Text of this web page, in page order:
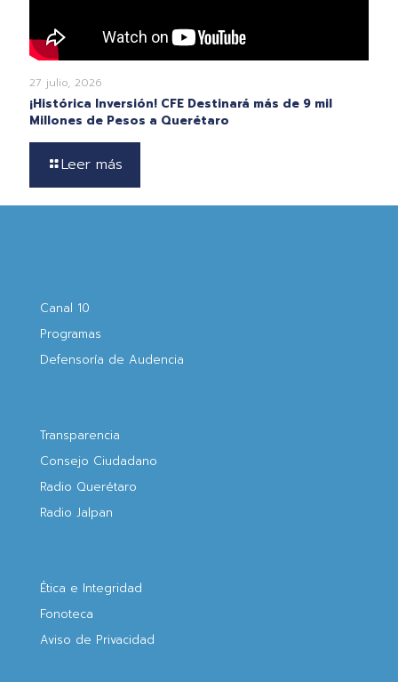
27 julio, 2026
¡Histórica Inversión! CFE Destinará más de 9 mil
Millones de Pesos a Querétaro
Leer más
Canal 10
Programas
Defensoría de Audencia
Transparencia
Consejo Ciudadano
Radio Querétaro
Radio Jalpan
Ética e Integridad
Fonoteca
Aviso de Privacidad